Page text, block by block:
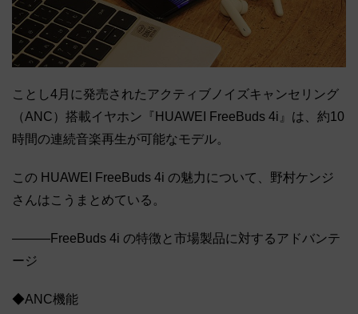
ことし4月に発売されたアクティブノイズキャンセリング
（ANC）搭載イヤホン『HUAWEI FreeBuds 4i』は、約10
時間の連続音楽再生が可能なモデル。
この HUAWEI FreeBuds 4i の魅力について、野村ケンジ
さんはこうまとめている。
―――FreeBuds 4i の特徴と市場製品に対するアドバンテ
ージ
◆ANC機能